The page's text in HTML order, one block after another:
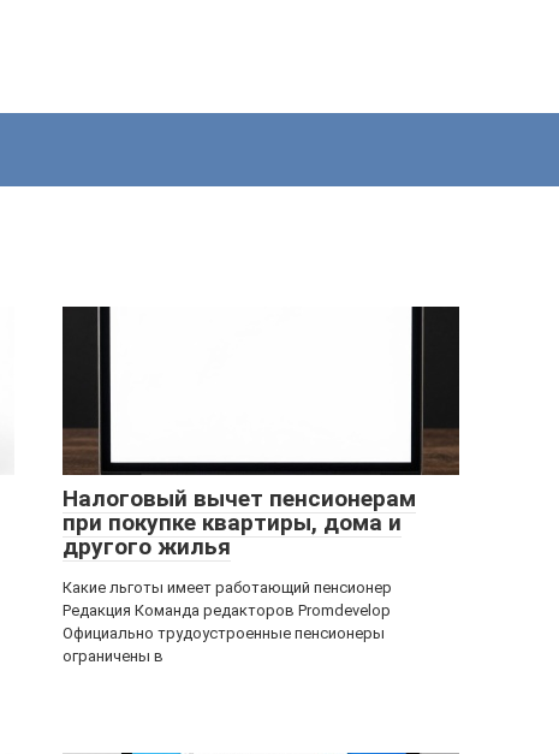
Налоговый вычет пенсионерам
при покупке квартиры, дома и
другого жилья
Какие льготы имеет работающий пенсионер
Редакция Команда редакторов Promdevelop
Официально трудоустроенные пенсионеры
ограничены в